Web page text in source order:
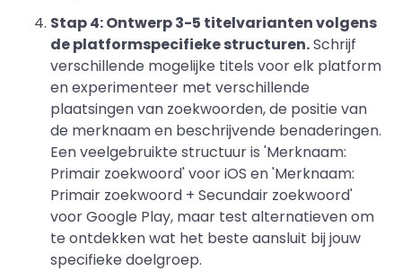
Stap 4: Ontwerp 3-5 titelvarianten volgens
de platformspecifieke structuren.Schrijf
verschillende mogelijke titels voor elk platform
en experimenteer met verschillende
plaatsingen van zoekwoorden, de positie van
de merknaam en beschrijvende benaderingen.
Een veelgebruikte structuur is 'Merknaam:
Primair zoekwoord' voor iOS en 'Merknaam:
Primair zoekwoord + Secundair zoekwoord'
voor Google Play, maar test alternatieven om
te ontdekken wat het beste aansluit bij jouw
specifieke doelgroep.